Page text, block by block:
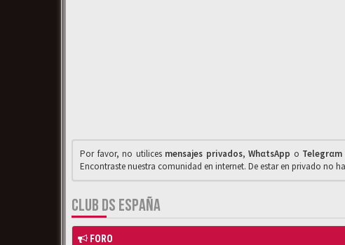
Por favor, no utilices mensajes privados,WhαtsApp o Telegrαm
Encontraste nuestra comunidad en internet. De estar en privado no
CLUB DS ESPAÑA
FORO